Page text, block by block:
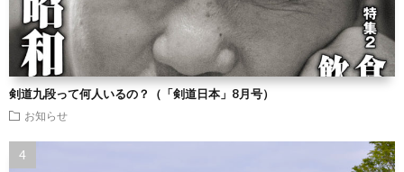
剣道九段って何人いるの？（「剣道日本」8月号）
お知らせ